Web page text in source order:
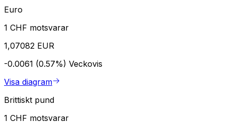
Euro
1 CHF motsvarar
1,07082 EUR
-0.0061 (0.57%) Veckovis
Visa diagram
Brittiskt pund
1 CHF motsvarar